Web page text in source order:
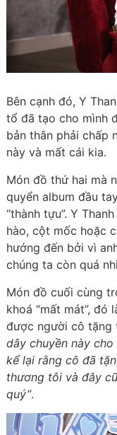
Bên cạnh đó, Y
tổ đã tạo cho mình
bản thân phải chấp
này và mất cái kia.
Món đồ thứ hai mà
quyển album đầu
“thành tựu”. Y
hào, cột mốc hoặc
hướng đến bởi vì
chúng ta còn quá
Món đồ cuối cùng
khoá “mất mát”, đó
được người cô tặng
dây chuyền này
kể lại rằng cô đã
thương tôi và đây
quý”.